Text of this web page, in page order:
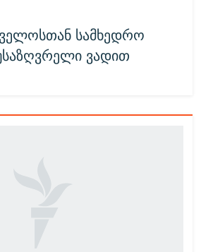
სამხედრო
ვადით